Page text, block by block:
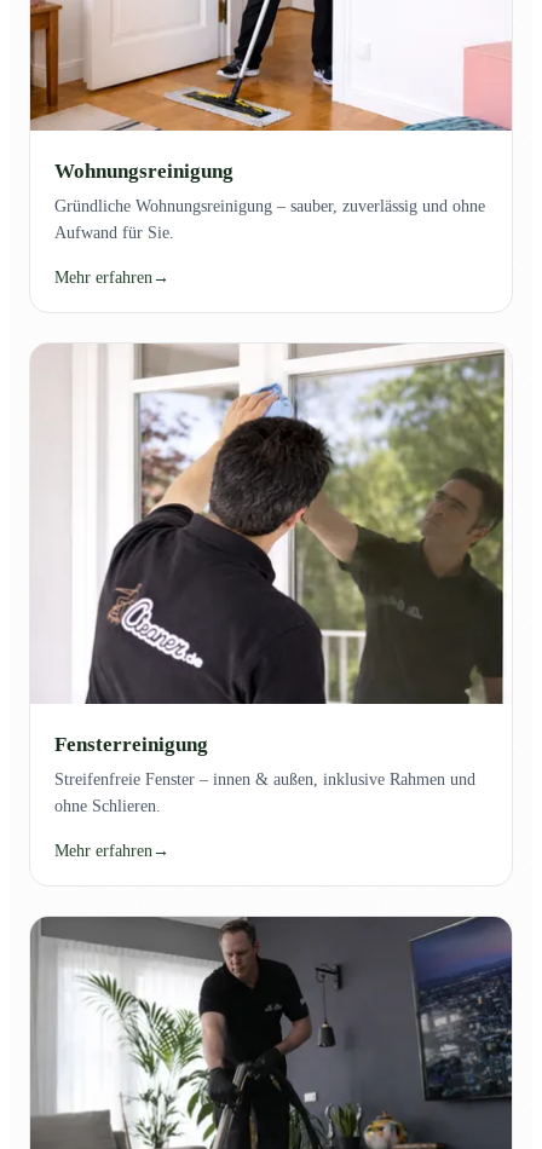
Wohnungsreinigung
Gründliche Wohnungsreinigung – sauber, zuverlässig und ohne
Aufwand für Sie.
Mehr erfahren →
Fensterreinigung
Streifenfreie Fenster – innen & außen, inklusive Rahmen und
ohne Schlieren.
Mehr erfahren→